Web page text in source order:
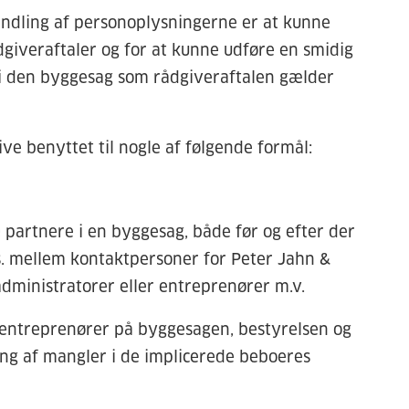
af personoplysningerne er at kunne
og for at kunne udføre en smidig
byggesag som rådgiveraftalen gælder
benyttet til nogle af følgende formål:
i en byggesag, både før og efter der
mellem kontaktpersoner for Peter Jahn &
eller entreprenører m.v.
på byggesagen, bestyrelsen og
af mangler i de implicerede beboeres